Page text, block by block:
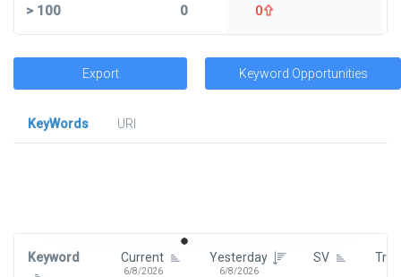
>100 0 0
Export Keyword Opportunities
KeyWords
URl
Keyword Current
6/8/2026
Yesterday
6/8/2026
SV